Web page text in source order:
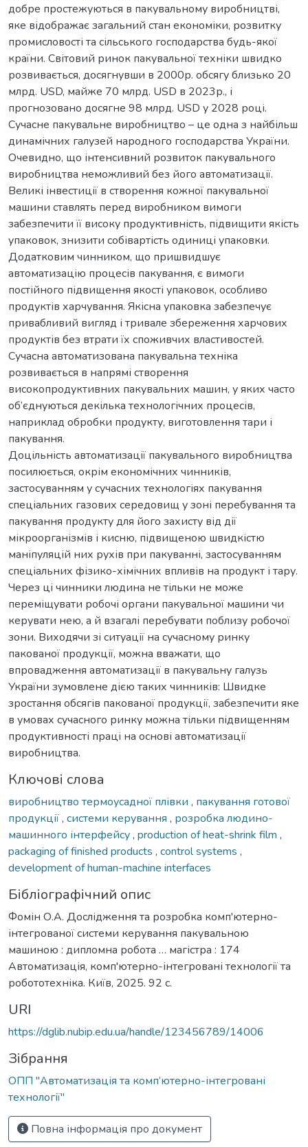
добре простежуються в пакувальному виробництві,
яке відображає загальний стан економіки, розвитку
промисловості та сільського господарства будь-якої
країни. Світовий ринок пакувальної техніки швидко
розвивається, досягнувши в 2000р. обсягу близько 20
млрд. USD, майже 70 млрд. USD в 2023р., і
прогнозовано досягне 98 млрд. USD у 2028 році.
Сучасне пакувальне виробництво – це одна з найбільш
динамічних галузей народного господарства України.
Очевидно, що інтенсивний розвиток пакувального
виробництва неможливий без його автоматизації.
Великі інвестиції в створення кожної пакувальної
машини ставлять перед виробником вимоги
забезпечити її високу продуктивність, підвищити якість
упаковок, знизити собівартість одиниці упаковки.
Додатковим чинником, що пришвидшує
автоматизацію процесів пакування, є вимоги
постійного підвищення якості упаковок, особливо
продуктів харчування. Якісна упаковка забезпечує
привабливий вигляд і тривале збереження харчових
продуктів без втрати їх споживчих властивостей.
Сучасна автоматизована пакувальна техніка
розвивається в напрямі створення
високопродуктивних пакувальних машин, у яких часто
об’єднуються декілька технологічних процесів,
наприклад обробки продукту, виготовлення тари і
пакування.
Доцільність автоматизації пакувального виробництва
посилюється, окрім економічних чинників,
застосуванням у сучасних технологіях пакування
спеціальних газових середовищ у зоні перебування та
пакування продукту для його захисту від дії
мікроорганізмів і кисню, підвищеною швидкістю
маніпуляцій них рухів при пакуванні, застосуванням
спеціальних фізико-хімічних впливів на продукт і тару.
Через ці чинники людина не тільки не може
переміщувати робочі органи пакувальної машини чи
керувати нею, а й взагалі перебувати поблизу робочої
зони. Виходячи зі ситуації на сучасному ринку
пакованої продукції, можна вважати, що
впровадження автоматизації в пакувальну галузь
України зумовлене дією таких чинників: Швидке
зростання обсягів пакованої продукції, забезпечити яке
в умовах сучасного ринку можна тільки підвищенням
продуктивності праці на основі автоматизації
виробництва.
Ключові слова
виробництво термоусадної плівки , пакування готової
продукції, системи керування , розробка людино-
машинного інтерфейсу, production of heat-shrink film ,
packaging of finished products , control systems ,
development of human-machine interfaces
Бібліографічний опис
Фомін О.А. Дослідження та розробка комп'ютерно-
інтегрованої системи керування пакувальною
машиною : дипломна робота … магістра : 174
Автоматизація, комп'ютерно-інтегровані технології та
робототехніка. Київ, 2025. 92 с.
URI
https://dglib.nubip.edu.ua/handle/123456789/14006
Зібрання
ОПП "Автоматизація та комп’ютерно-інтегровані
технології"
Повна інформація про документ